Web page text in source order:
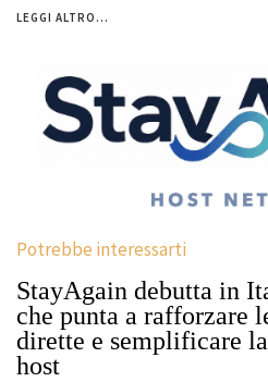
LEGGI ALTRO...
Potrebbe interessarti
StayAgain debutta in
che punta a rafforzare
dirette e semplificare
host